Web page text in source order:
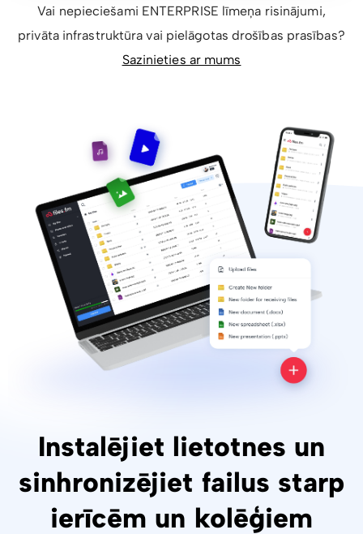
Vai nepieciešami ENTERPRISE līmeņa risinājumi,
privāta infrastruktūra vai pielāgotas drošības prasības?
Sazinieties ar mums
Instalējiet lietotnes un
sinhronizējiet failus starp
ierīcēm un kolēģiem